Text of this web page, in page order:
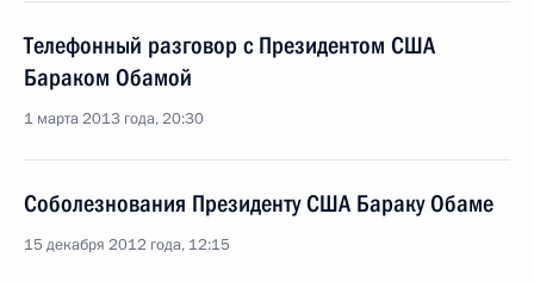
Телефонный разговор с Президентом США
Бараком Обамой
1 марта 2013 года, 20:30
Соболезнования Президенту США Бараку Обаме
15 декабря 2012 года, 12:15